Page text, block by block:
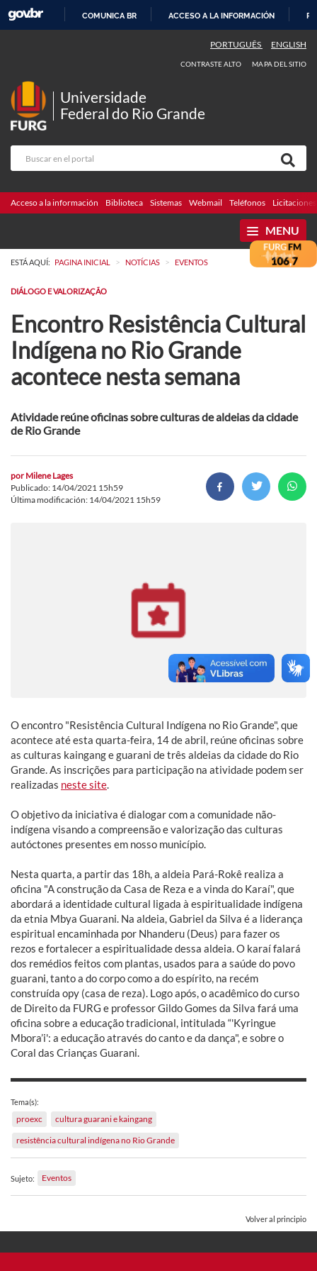
CONTENIDO
COMUNICA BR ACCESO A LA INFORMACIÓN
PORTUGUÊS ENGLISH
CONTRASTE ALTO MAPA DEL SITIO
Universidade
Federal do Rio Grande
Acceso a la información Biblioteca Sistemas Webmail Teléfonos Licitaciones
MENU
ESTÁ AQUÍ: PAGINA INICIAL > NOTÍCIAS > EVENTOS
DIÁLOGO E VALORIZAÇÃO
Encontro Resistência Cultural
Indígena no Rio Grande
acontece nesta semana
Atividade reúne oficinas sobre culturas de aldeias da cidade
de Rio Grande
por Milene Lages
Publicado: 14/04/2021 15h59
Última modificación: 14/04/2021 15h59
O encontro "Resistência Cultural Indígena no Rio Grande", que
acontece até esta quarta-feira, 14 de abril, reúne oficinas sobre
as culturas kaingang e guarani de três aldeias da cidade do Rio
Grande. As inscrições para participação na atividade podem ser
realizadas neste site.
O objetivo da iniciativa é dialogar com a comunidade não-
indígena visando a compreensão e valorização das culturas
autóctones presentes em nosso município.
Nesta quarta, a partir das 18h, a aldeia Pará-Rokê realiza a
oficina "A construção da Casa de Reza e a vinda do Karaí", que
abordará a identidade cultural ligada à espiritualidade indígena
da etnia Mbya Guarani. Na aldeia, Gabriel da Silva é a liderança
espiritual encaminhada por Nhanderu (Deus) para fazer os
rezos e fortalecer a espiritualidade dessa aldeia. O karaí falará
dos remédios feitos com plantas, usados para a saúde do povo
guarani, tanto a do corpo como a do espírito, na recém
construída opy (casa de reza). Logo após, o acadêmico do curso
de Direito da FURG e professor Gildo Gomes da Silva fará uma
oficina sobre a educação tradicional, intitulada “'Kyringue
Mbora’i': a educação através do canto e da dança", e sobre o
Coral das Crianças Guarani.
Tema(s):
proexc
cultura guarani e kaingang
resistência cultural indígena no Rio Grande
Sujeto: Eventos
Volver al principio